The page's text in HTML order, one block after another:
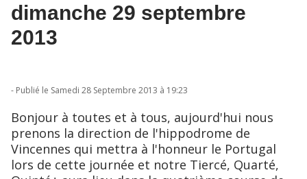
dimanche 29 septembre
2013
- Publié le Samedi 28 Septembre 2013 à 19:23
Bonjour à toutes et à tous, aujourd'hui nous
prenons la direction de l'hippodrome de
Vincennes qui mettra à l'honneur le Portugal
lors de cette journée et notre Tiercé, Quarté,